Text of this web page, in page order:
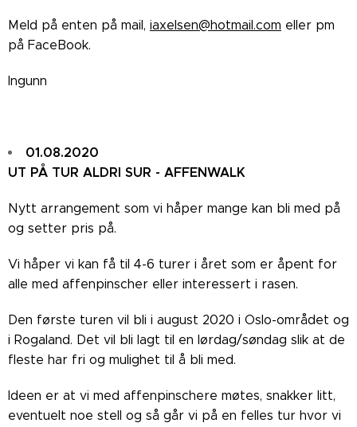
Meld på enten på mail, iaxelsen@hotmail.com eller pm
på FaceBook.
Ingunn
01.08.2020
UT PÅ TUR ALDRI SUR - AFFENWALK
Nytt arrangement som vi håper mange kan bli med på
og setter pris på.
Vi håper vi kan få til 4-6 turer i året som er åpent for
alle med affenpinscher eller interessert i rasen.
Den første turen vil bli i august 2020 i Oslo-området og
i Rogaland. Det vil bli lagt til en lørdag/søndag slik at de
fleste har fri og mulighet til å bli med.
Ideen er at vi med affenpinschere møtes, snakker litt,
eventuelt noe stell og så går vi på en felles tur hvor vi